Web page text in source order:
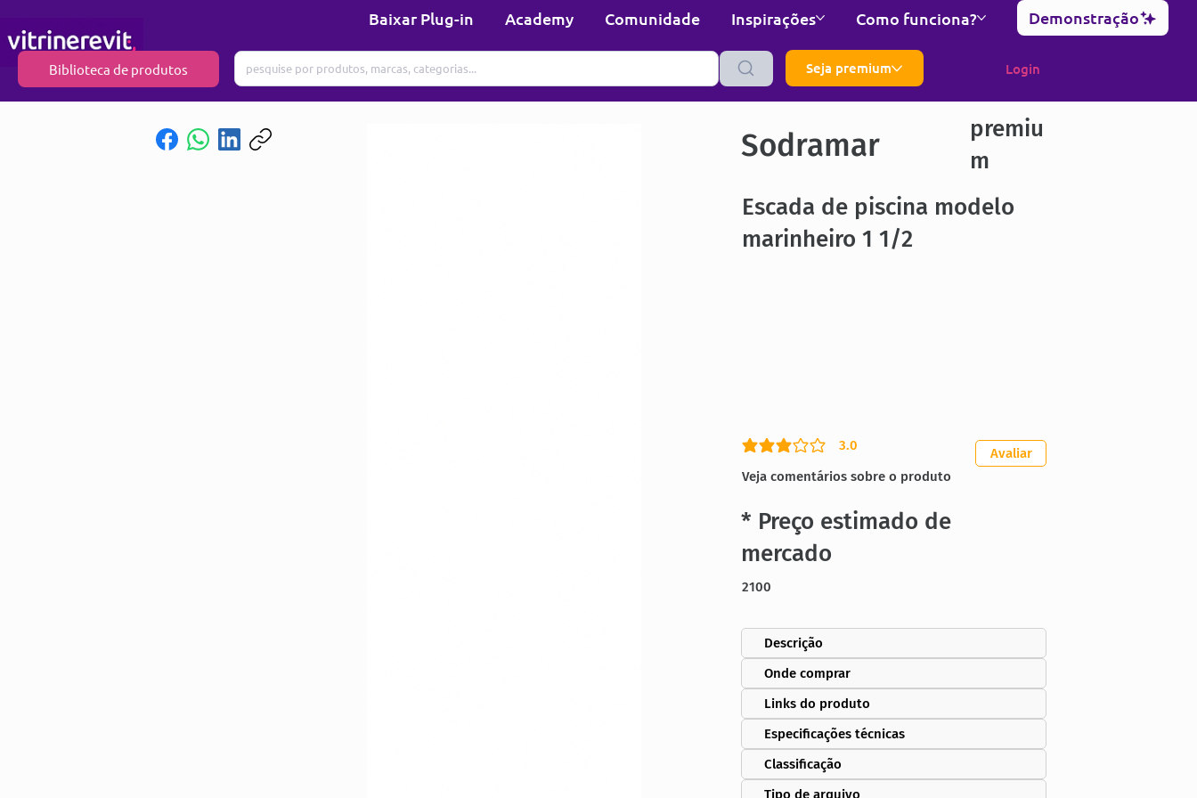
Baixar Plug-in Academy Comunidade Inspirações Como funciona? Demonstração
Biblioteca de produtos Seja premium Login
Sodramar
premiu
m
Escada de piscina modelo
marinheiro 1 1/2
3.0
classificação média é 3 de 5
Veja comentários sobre o produto
Avaliar
* Preço estimado de
mercado
2100
Descrição
Onde comprar
Links do produto
Especificações técnicas
Classificação
Tipo de arquivo